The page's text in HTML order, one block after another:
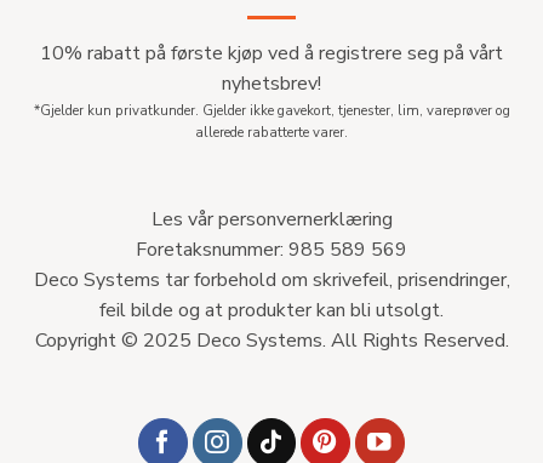
10% rabatt på første kjøp ved å registrere seg på vårt
nyhetsbrev!
*Gjelder kun privatkunder. Gjelder ikke gavekort, tjenester, lim, vareprøver og
allerede rabatterte varer.
Les vår personvernerklæring
Foretaksnummer: 985 589 569
Deco Systems tar forbehold om skrivefeil, prisendringer,
feil bilde og at produkter kan bli utsolgt.
Copyright © 2025 Deco Systems. All Rights Reserved.